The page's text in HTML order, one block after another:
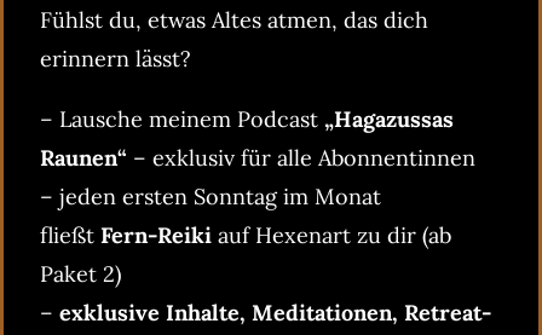
Fühlst du, etwas Altes atmen, das dich
erinnern lässt?
– Lausche meinem Podcast „Hagazussas
Raunen“ – exklusiv für alle Abonnentinnen
– jeden ersten Sonntag im Monat
fließt Fern-Reiki auf Hexenart zu dir (ab
Paket 2)
– exklusive Inhalte, Meditationen, Retreat-